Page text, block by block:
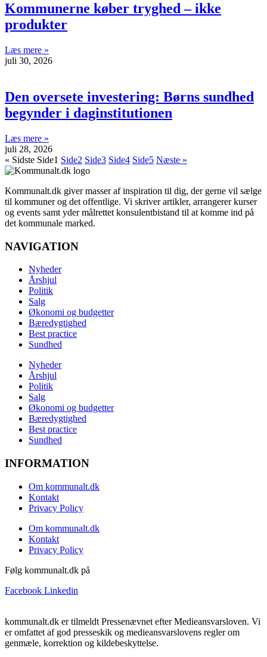
Kommunerne køber tryghed – ikke
produkter
Læs mere »
juli 30, 2026
Den oversete investering: Børns sundhed
begynder i daginstitutionen
Læs mere »
juli 28, 2026
« Sidste Side1 Side2 Side3 Side4 Side5 Næste »
Kommunalt.dk giver masser af inspiration til dig, der gerne vil sælge
til kommuner og det offentlige. Vi skriver artikler, arrangerer kurser
og events samt yder målrettet konsulentbistand til at komme ind på
det kommunale marked.
NAVIGATION
Nyheder
Årshjul
Politik
Salg
Økonomi og budgetter
Bæredygtighed
Best practice
Sundhed
Nyheder
Årshjul
Politik
Salg
Økonomi og budgetter
Bæredygtighed
Best practice
Sundhed
INFORMATION
Om kommunalt.dk
Kontakt
Privacy Policy
Om kommunalt.dk
Kontakt
Privacy Policy
Følg kommunalt.dk på
Facebook Linkedin
kommunalt.dk er tilmeldt Pressenævnet efter Medieansvarsloven. Vi
er omfattet af god presseskik og medieansvarslovens regler om
genmæle, korrektion og kildebeskyttelse.